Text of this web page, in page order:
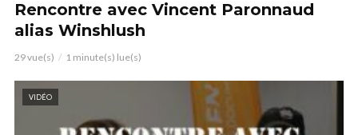
Rencontre avec Vincent Paronnaud
alias Winshlush
29 vue(s) 1 minute(s) lue(s)
VIDÉO